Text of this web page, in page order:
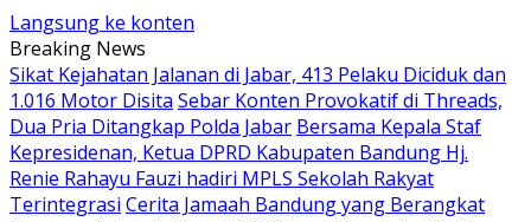
Langsung ke konten
Breaking News
Sikat Kejahatan Jalanan di Jabar, 413 Pelaku Diciduk dan
1.016 Motor Disita Sebar Konten Provokatif di Threads,
Dua Pria Ditangkap Polda Jabar Bersama Kepala Staf
Kepresidenan, Ketua DPRD Kabupaten Bandung Hj.
Renie Rahayu Fauzi hadiri MPLS Sekolah Rakyat
Terintegrasi Cerita Jamaah Bandung yang Berangkat